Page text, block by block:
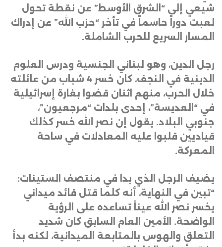
شيعي إلى “الشرق الأوسط” عن نقطة تحول
لعبت دوراً حاسماً في تأخر “حزب الله” عن إدراك
المسار السريع للحرب الشاملة.
رجل الدين، وهو لبناني الجنسية ودرس العلوم
الدينية في النجف، كان خسر 4 شباب من عائلته
خلال الحرب، منهم اثنان قضوا بغارة إسرائيلية
في “العديسة”، إحدى بلدات “مرجعيون”،
جنوبي البلاد. يقول إن نصر الله خسر كذلك
قياديين قلبوا عليه المعادلات في ساحة
المعركة.
يضيف الرجل الذي بدا في منتصف الستينات:
“تبين في النهاية، أنه كلما قتل قائد ميداني
يخسر نصر الله عيناً تساعده على الرؤية
الواضحة. الأمين العام السابق كان شديد
التعلق والهوس بالمتابعة الميدانية، لكنه بدأ